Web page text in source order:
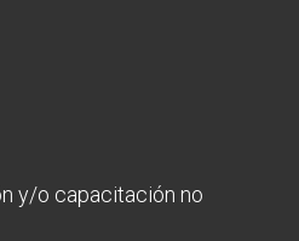
y/o capacitación no